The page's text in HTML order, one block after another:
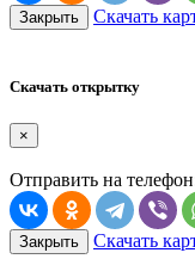
Закрыть Скачать
Скачать открытку
×
Отправить на
Закрыть Скачать